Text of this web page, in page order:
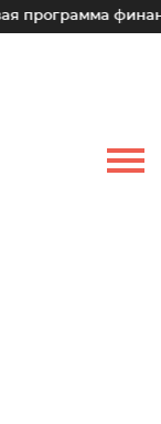
программа